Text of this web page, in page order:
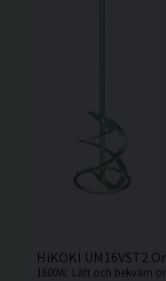
HiKOKI UM16VST2